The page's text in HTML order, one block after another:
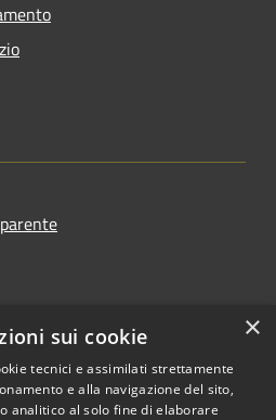
×
sui cookie
tecnici e assimilati strettamente
e alla navigazione del sito,
analitico al solo fine di elaborare